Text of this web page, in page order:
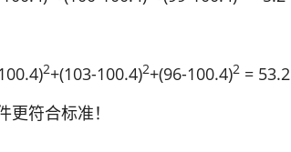
2+(103-100.4)2+(96-100.4)2 = 53.2
符合标准！